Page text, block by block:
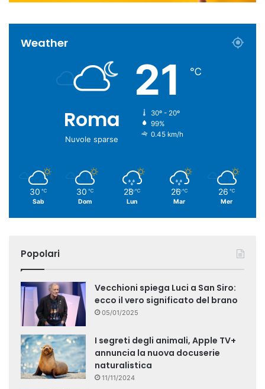
Weather
Roma
Nuvole sparse
21 ℃
30º - 20º
99%
0.45 km/h
30 ℃
Sab
30 ℃
Dom
28 ℃
Lun
26 ℃
Mar
26 ℃
Mer
Popolari
Vecchioni spiega Luci a San Siro:
ecco il vero significato del brano
05/01/2025
I segreti degli animali, Apple TV+
annuncia la nuova docuserie
naturalistica
11/11/2024